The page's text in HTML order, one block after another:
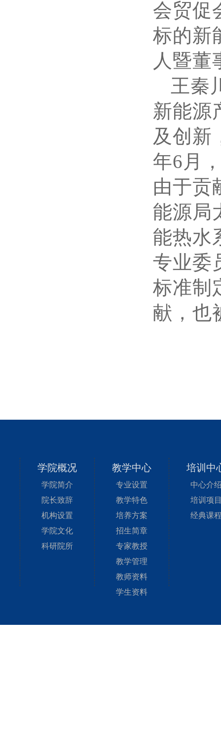
会贸促
标的新
人暨董
王秦
新能源
及创新
年6月
由于贡
能源局
能热水
专业委
标准制
献，也
学院概况
学院简介
院长致辞
机构设置
学院文化
科研院所
教学中心
专业设置
教学特色
培养方案
招生简章
专家教授
教学管理
教师资料
学生资料
培训中
中心介
培训项
经典课